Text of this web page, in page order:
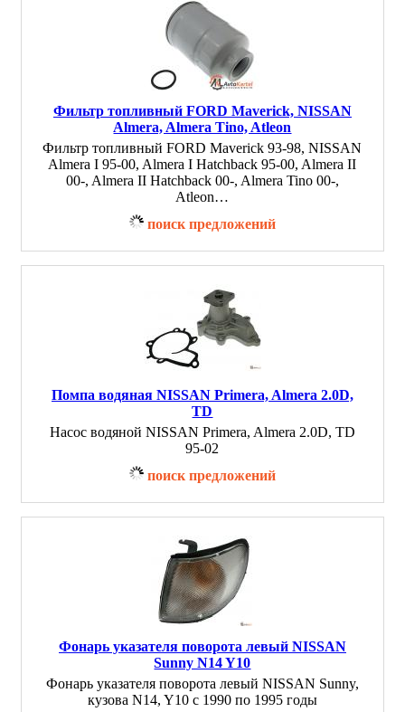
Фильтр топливный FORD Maverick, NISSAN
Almera, Almera Tino, Atleon
Фильтр топливный FORD Maverick 93-98, NISSAN
Almera I 95-00, Almera I Hatchback 95-00, Almera II
00-, Almera II Hatchback 00-, Almera Tino 00-,
Atleon…
поиск предложений
Помпа водяная NISSAN Primera, Almera 2.0D,
TD
Насос водяной NISSAN Primera, Almera 2.0D, TD
95-02
поиск предложений
Фонарь указателя поворота левый NISSAN
Sunny N14 Y10
Фонарь указателя поворота левый NISSAN Sunny,
кузова N14, Y10 с 1990 по 1995 годы